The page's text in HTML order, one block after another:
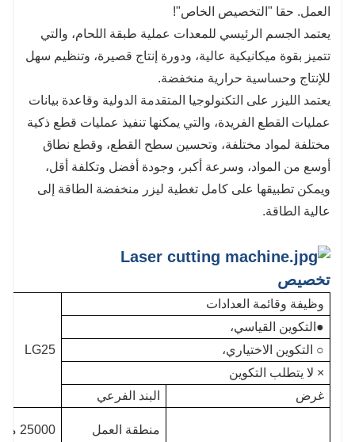
العمل. حقا "التخصيص الخاص"!
يعتمد الجسم الرئيسي للمعدات عملية طبقة اللحام، والتي
تتميز بقوة ميكانيكية عالية، ودورة إنتاج قصيرة، وتنظيم سهل
للإنتاج وحساسية حرارية منخفضة.
يعتمد الليزر على التكنولوجيا المتقدمة الدولية وقاعدة بيانات
عمليات القطع الفريدة، والتي يمكنها تنفيذ عمليات قطع ذكية
مختلفة لمواد مختلفة، وتحسين سطح القطع، وقطع نطاق
أوسع من المواد، وسرعة أكبر، وجودة أفضل وتكلفة أقل،
ويمكن تطبيقها على كامل تغطية ليزر منخفضة الطاقة إلى
عالية الطاقة.
تخصيص
وظيفة وقائمة العدادات
LG25
●التكوين القياسي،
○ التكوين الاختياري،
× لا يتطلب التكوين
غرض
البند الفرعي
منطقة العمل 25000 مم * 3200 مم